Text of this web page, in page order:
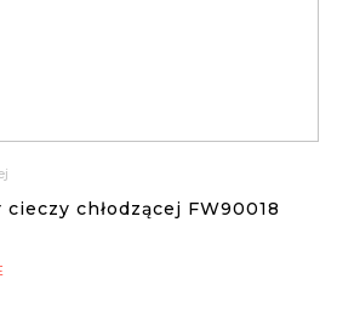
chłodzącej FW90018